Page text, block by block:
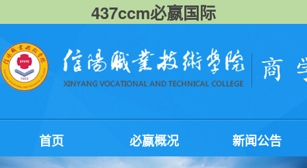
437ccm必嬴国际
首页 必嬴概况 新闻公告